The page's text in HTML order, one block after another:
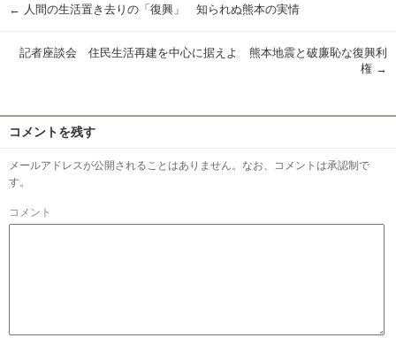
← 人間の生活置き去りの「復興」 知られぬ熊本の実情
記者座談会 住民生活再建を中心に据えよ 熊本地震と破廉恥な復興利
権 →
コメントを残す
メールアドレスが公開されることはありません。なお、コメントは承認制で
す。
コメント